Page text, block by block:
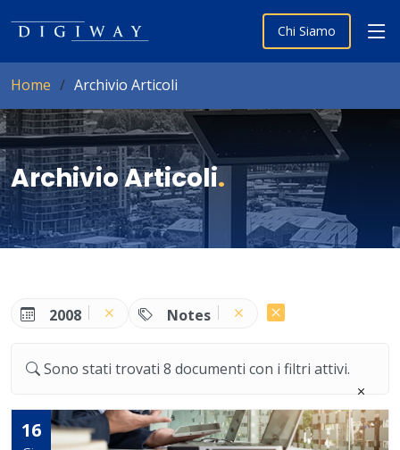
Chi Siamo
Home Archivio Articoli
Archivio Articoli.
2008 Notes
Sono stati trovati 8 documenti con i filtri attivi.
16